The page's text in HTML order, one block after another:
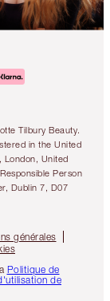
Tilbury Beauty.
in the United
London, United
Person
Dublin 7, D07
générales
Politique de
de